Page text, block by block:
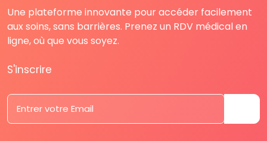
Une plateforme innovante pour accéder facilement
aux soins, sans barrières. Prenez un RDV médical en
ligne, où que vous soyez.
S'inscrire